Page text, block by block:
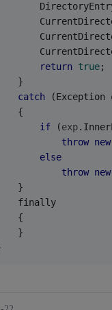
return true;
}
catch (Exception
{
if (exp
throw new
else
throw new
}
finally
{
}